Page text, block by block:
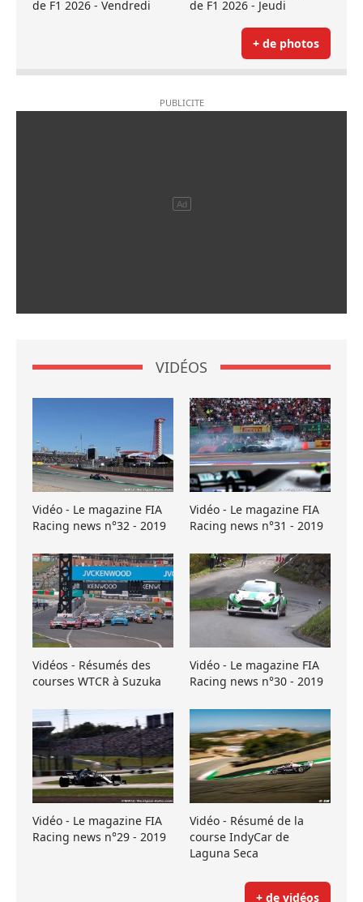
de F1 2026 - Vendredi
de F1 2026 - Jeudi
+ de photos
VIDÉOS
Vidéo - Le magazine FIA
Racing news n°32 - 2019
Vidéo - Le magazine FIA
Racing news n°31 - 2019
Vidéos - Résumés des
courses WTCR à Suzuka
Vidéo - Le magazine FIA
Racing news n°30 - 2019
Vidéo - Le magazine FIA
Racing news n°29 - 2019
Vidéo - Résumé de la
course IndyCar de
Laguna Seca
+ de vidéos